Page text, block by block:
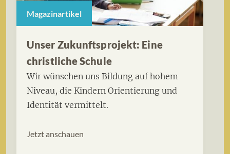
Magazinartikel
Unser Zukunftsprojekt: Eine
christliche Schule
Wir wünschen uns Bildung auf hohem
Niveau, die Kindern Orientierung und
Identität vermittelt.
Jetzt anschauen